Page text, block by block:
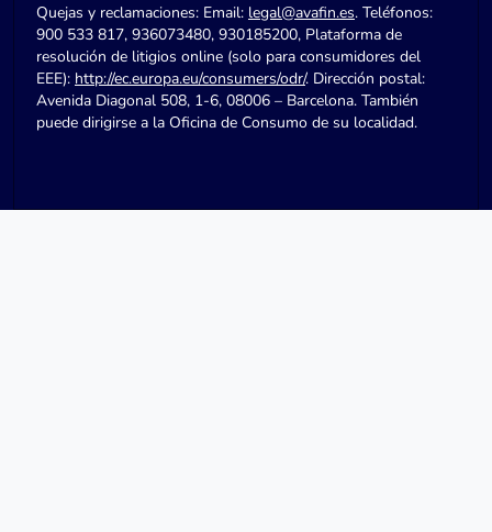
Quejas y reclamaciones: Email: legal@avafin.es. Teléfonos:
900 533 817, 936073480, 930185200, Plataforma de
resolución de litigios online (solo para consumidores del
EEE): http://ec.europa.eu/consumers/odr/. Dirección postal:
Avenida Diagonal 508, 1-6, 08006 – Barcelona. También
puede dirigirse a la Oficina de Consumo de su localidad.